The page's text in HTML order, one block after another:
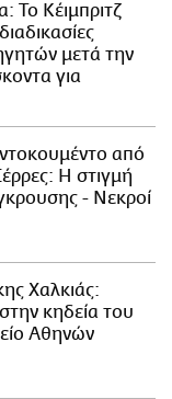
Το Κέιμπριτζ
μετά την
για
από
Η στιγμή
- Νεκροί
Χαλκιάς:
κηδεία του
Αθηνών